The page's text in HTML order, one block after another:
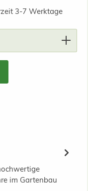
3-7 Werktage
Wert ein
im Gartenbau